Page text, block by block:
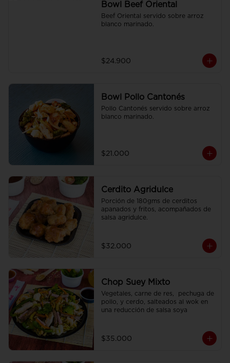
Bowl Beef Oriental
Beef Oriental servido sobre arroz
blanco marinado.
$24.900
Bowl Pollo Cantonés
Pollo Cantonés servido sobre arroz
blanco marinado.
$21.000
Cerdito Agridulce
Porción de 180gms de cerditos
apanados y fritos, acompañados de
salsa agridulce.
$32.000
Chop Suey Mixto
Vegetales, carne de res,  pechuga de
pollo, y cerdo, salteados al wok en
una reducción de salsa soya
$35.000